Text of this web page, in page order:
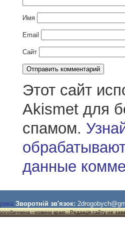
Имя
Email
Сайт
Этот сайт
Akismet для
спамом.
данные
Зворотній зв'язок:
- новини краю . Редакція сайту не